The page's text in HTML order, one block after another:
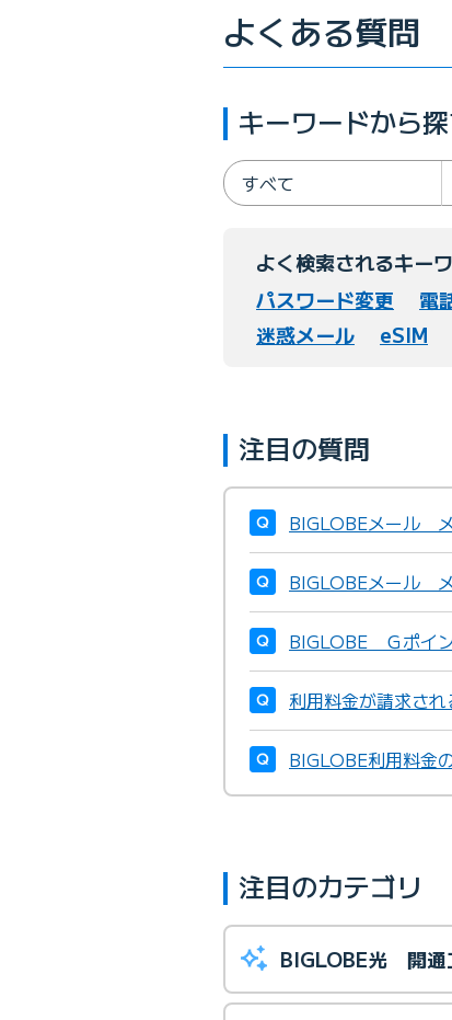
よくある質問
キーワードから
すべて
よく検索されるキー
パスワード変更
電
迷惑メール
eSIM
注目の質問
BIGLOBEメール
BIGLOBEメール
BIGLOBE Ｇポイ
利用料金が請求さ
BIGLOBE利用料金
注目のカテゴリ
BIGLOBE光 開通